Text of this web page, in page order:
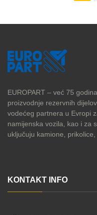
EUROPART – već 75
proizvodnje rezervnih
vodećeg partnera u Evropi
namijenska vozila, kao i za
uključuju kamione,
KONTAKT INFO